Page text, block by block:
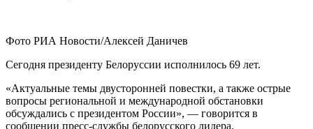
Фото РИА Новости/Алексей Даничев
Сегодня президенту Белоруссии исполнилось 69 лет.
«Актуальные темы двусторонней повестки, а также острые
вопросы региональной и международной обстановки
обсуждались с президентом России», — говорится в
сообщении пресс-службы белорусского лидера.